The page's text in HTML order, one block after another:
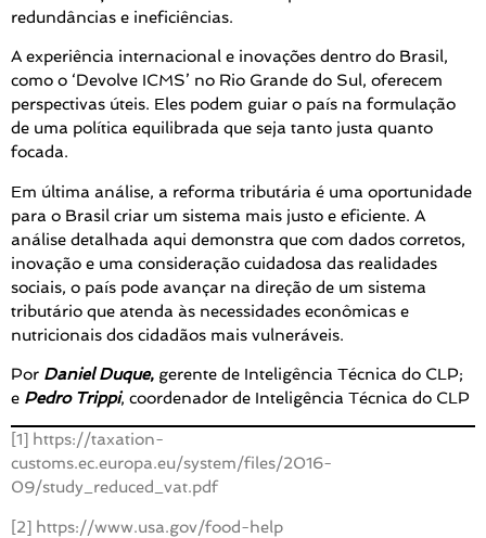
redundâncias e ineficiências.
A experiência internacional e inovações dentro do Brasil,
como o ‘Devolve ICMS’ no Rio Grande do Sul, oferecem
perspectivas úteis. Eles podem guiar o país na formulação
de uma política equilibrada que seja tanto justa quanto
focada.
Em última análise, a reforma tributária é uma oportunidade
para o Brasil criar um sistema mais justo e eficiente. A
análise detalhada aqui demonstra que com dados corretos,
inovação e uma consideração cuidadosa das realidades
sociais, o país pode avançar na direção de um sistema
tributário que atenda às necessidades econômicas e
nutricionais dos cidadãos mais vulneráveis.
Por Daniel Duque, gerente de Inteligência Técnica do CLP;
e Pedro Trippi, coordenador de Inteligência Técnica do CLP
[1] https://taxation-
customs.ec.europa.eu/system/files/2016-
09/study_reduced_vat.pdf
[2] https://www.usa.gov/food-help